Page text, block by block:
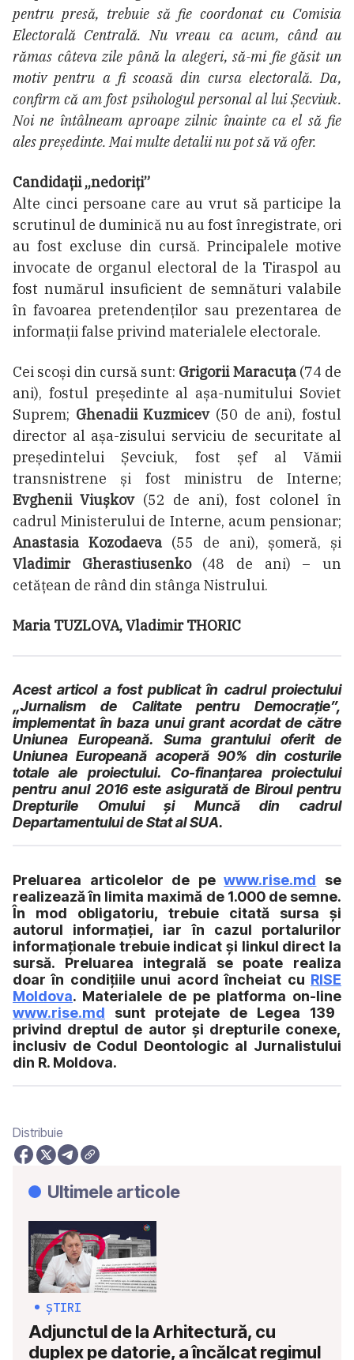
pentru presă, trebuie să fie coordonat cu Comisia
Electorală Centrală. Nu vreau ca acum, când au
rămas câteva zile până la alegeri, să-mi fie găsit un
motiv pentru a fi scoasă din cursa electorală. Da,
confirm că am fost psihologul personal al lui Șecviuk.
Noi ne întâlneam aproape zilnic înainte ca el să fie
ales președinte. Mai multe detalii nu pot să vă ofer.
Candidații „nedoriți”
Alte cinci persoane care au vrut să participe la
scrutinul de duminică nu au fost înregistrate, ori
au fost excluse din cursă. Principalele motive
invocate de organul electoral de la Tiraspol au
fost numărul insuficient de semnături valabile
în favoarea pretendenților sau prezentarea de
informații false privind materialele electorale.
Cei scoși din cursă sunt: Grigorii Maracuța(74 de
ani), fostul președinte al așa-numitului Soviet
Suprem; Ghenadii Kuzmicev(50 de ani), fostul
director al așa-zisului serviciu de securitate al
președintelui Șevciuk, fost șef al Vămii
transnistrene și fost ministru de Interne;
Evghenii Viușkov(52 de ani), fost colonel în
cadrul Ministerului de Interne, acum pensionar;
Anastasia Kozodaeva (55 de ani), șomeră, și
Vladimir Gherastiusenko(48 de ani) – un
cetățean de rând din stânga Nistrului.
Maria TUZLOVA, Vladimir THORIC
Acest articol a fost publicat în cadrul proiectului
„Jurnalism de Calitate pentru Democrație”,
implementat în baza unui grant acordat de către
Uniunea Europeană. Suma grantului oferit de
Uniunea Europeană acoperă 90% din costurile
totale ale proiectului. Co-finanțarea proiectului
pentru anul 2016 este asigurată de Biroul pentru
Drepturile Omului și Muncă din cadrul
Departamentului de Stat al SUA.
Preluarea articolelor de pewww.rise.md se
realizează în limita maximă de 1.000 de semne.
În mod obligatoriu, trebuie citată sursa și
autorul informației, iar în cazul portalurilor
informaționale trebuie indicat și linkul direct la
sursă. Preluarea integrală se poate realiza
doar în condițiile unui acord încheiat cu RISE
Moldova. Materialele de pe platforma on-line
www.rise.md sunt protejate de Legea 139
privind dreptul de autor și drepturile conexe,
inclusiv de Codul Deontologic al Jurnalistului
din R. Moldova.
Distribuie
Ultimele articole
ȘTIRI
Adjunctul de la Arhitectură, cu
duplex pe datorie, a încălcat regimul